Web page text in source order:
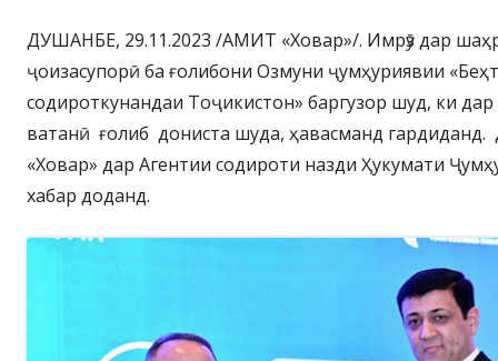
ДУШАНБЕ, 29.11.2023 /АМИТ «Ховар»/. Имрӯз дар
ҷоизасупорӣ ба ғолибони Озмуни ҷумҳуриявии
содироткунандаи Тоҷикистон» баргузор шуд, ки
ватанӣ ғолиб дониста шуда, ҳавасманд
«Ховар» дар Агентии содироти назди Ҳукумати
хабар доданд.